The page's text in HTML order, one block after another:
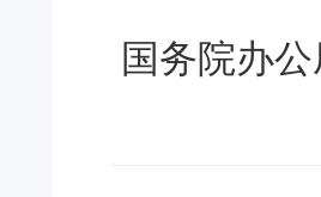
国务院办